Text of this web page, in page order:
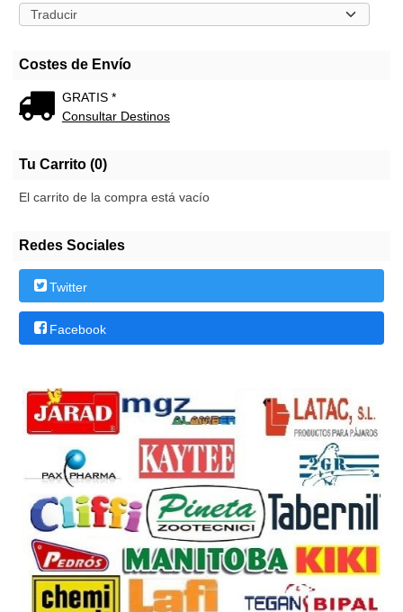
Costes de Envío
GRATIS *
Consultar Destinos
Tu Carrito (0)
El carrito de la compra está vacío
Redes Sociales
Twitter
Facebook